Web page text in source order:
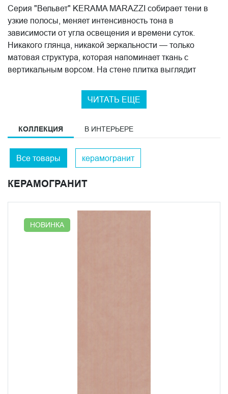
Серия "Вельвет" KERAMA MARAZZI собирает тени в
узкие полосы, меняет интенсивность тона в
зависимости от угла освещения и времени суток.
Никакого глянца, никакой зеркальности — только
матовая структура, которая напоминает ткань с
вертикальным ворсом. На стене плитка выглядит
Серия представлена в трёх цветах: бежевом, светло-
сером и розовом. Бежевый работает нейтрально и
легко сочетается с деревом или натуральным камнем.
Светло-серый добавляет прохлады и хорошо держится
яркий, а мягкий, почти пудровый — тот оттенок,
который дает тепло без напора. Все три варианта
матовые, с одинаковой глубиной рельефа, поэтому их
можно комбинировать в одном пространстве без
ЧИТАТЬ ЕЩЕ
КОЛЛЕКЦИЯ В ИНТЕРЬЕРЕ
Все товары керамогранит
КЕРАМОГРАНИТ
НОВИНКА